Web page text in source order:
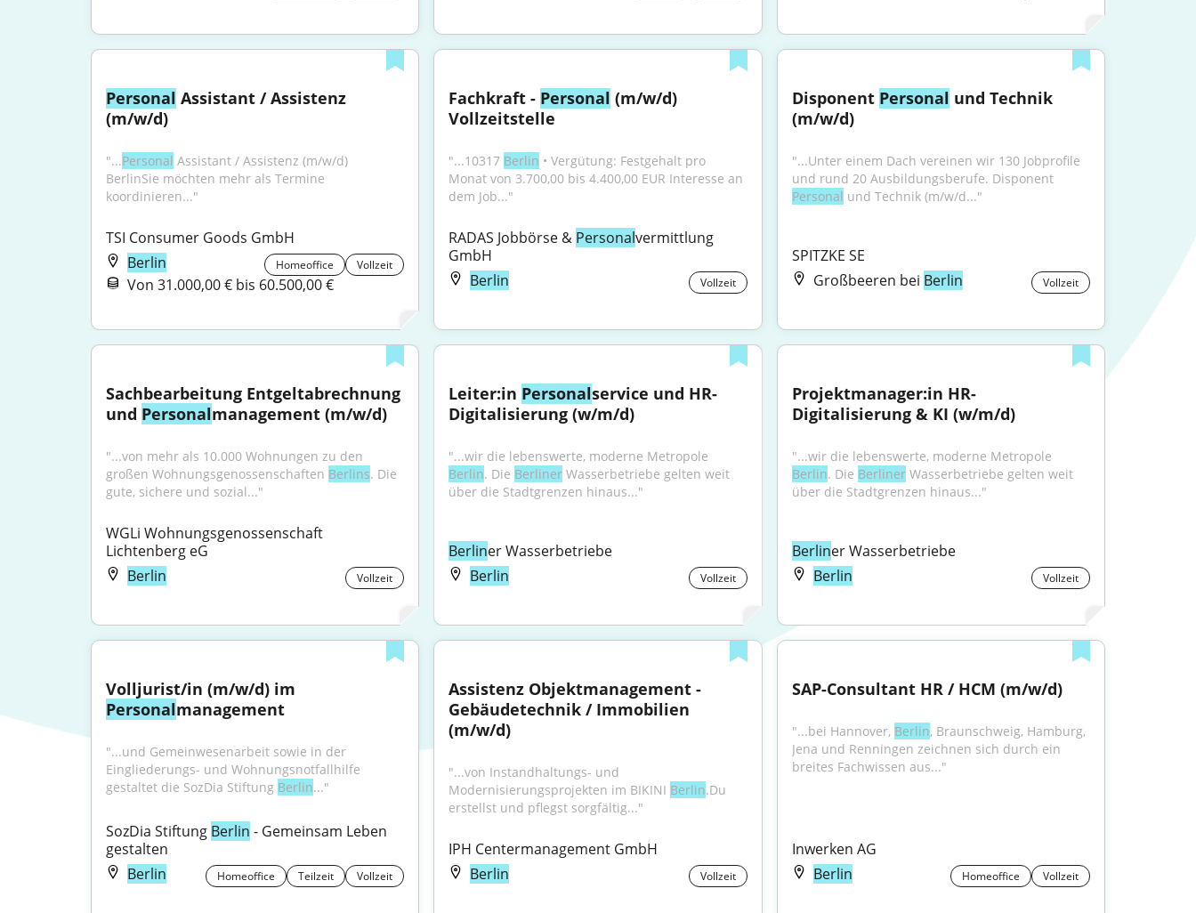
Personal Assistant / Assistenz
(m/w/d)
"...Personal Assistant / Assistenz (m/w/d)
BerlinSie möchten mehr als Termine
koordinieren..."
TSI Consumer Goods GmbH
Berlin
Homeoffice Vollzeit
Von 31.000,00 € bis 60.500,00 €
Fachkraft - Personal (m/w/d)
Vollzeitstelle
"...10317 Berlin • Vergütung: Festgehalt pro
Monat von 3.700,00 bis 4.400,00 EUR Interesse an
dem Job..."
RADAS Jobbörse & Personalvermittlung
GmbH
Berlin
Vollzeit
Disponent Personal und Technik
(m/w/d)
"...Unter einem Dach vereinen wir 130 Jobprofile
und rund 20 Aus­bildungs­berufe. Disponent
Personal und Technik (m/w/d..."
SPITZKE SE
Großbeeren bei Berlin Vollzeit
Sachbearbeitung Entgeltabrechnung
und Personalmanagement (m/w/d)
"...von mehr als 10.000 Wohnungen zu den
großen Wohnungsgenossenschaften Berlins. Die
gute, sichere und sozial..."
WGLi Wohnungsgenossenschaft
Lichtenberg eG
Berlin
Vollzeit
Leiter:in Personalservice und HR-
Digitalisierung (w/m/d)
Berlin. Die Berliner Wasserbetriebe gelten weit
über die Stadtgrenzen hinaus..."
Berliner Wasserbetriebe
Berlin
Vollzeit
Projektmanager:in HR-
Digitalisierung & KI (w/m/d)
Berlin. Die Berliner Wasserbetriebe gelten weit
über die Stadtgrenzen hinaus..."
Berliner Wasserbetriebe
Berlin
Vollzeit
Personalmanagement
"...und Gemeinwesenarbeit sowie in der
Eingliederungs- und Wohnungsnotfallhilfe
gestaltet die SozDia Stiftung Berlin..."
SozDia Stiftung Berlin - Gemeinsam Leben
gestalten
Berlin
Homeoffice Teilzeit Vollzeit
Assistenz Objektmanagement -
Gebäudetechnik / Immobilien
(m/w/d)
"...von Instandhaltungs- und
Modernisierungsprojekten im BIKINI Berlin.Du
erstellst und pflegst sorgfältig..."
IPH Centermanagement GmbH
Berlin
Vollzeit
SAP-Consultant HR / HCM (m/w/d)
"...bei Hannover, Berlin, Braunschweig, Hamburg,
Jena und Renningen zeichnen sich durch ein
breites Fachwissen aus..."
Inwerken AG
Berlin
Homeoffice Vollzeit